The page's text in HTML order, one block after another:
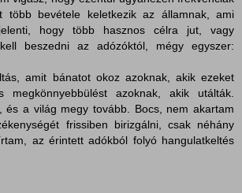
több bevétele keletkezik az államnak, ami
hogy több hasznos célra jut, vagy
beszedni az adózóktól, mégy egyszer:
amit bánatot okoz azoknak, akik ezeket
megkönnyebbülést azoknak, akik utálták.
és a világ megy tovább. Bocs, nem akartam
frissiben birizgálni, csak néhány
az érintett adókból folyó hangulatkeltés